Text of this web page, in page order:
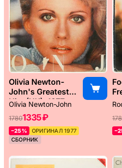
Olivia Newton-
John's Greatest
Hits (UK), 1977
Olivia Newton-John
17801335 ₽
–25%
ОРИГИНАЛ 1977
СБОРНИК